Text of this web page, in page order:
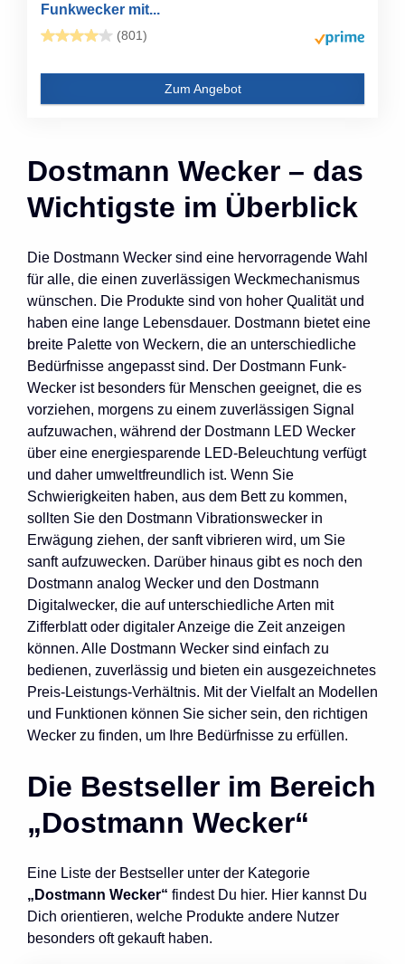
Funkwecker mit...
(801)
Zum Angebot
Dostmann Wecker – das
Wichtigste im Überblick
Die Dostmann Wecker sind eine hervorragende Wahl
für alle, die einen zuverlässigen Weckmechanismus
wünschen. Die Produkte sind von hoher Qualität und
haben eine lange Lebensdauer. Dostmann bietet eine
breite Palette von Weckern, die an unterschiedliche
Bedürfnisse angepasst sind. Der Dostmann Funk-
Wecker ist besonders für Menschen geeignet, die es
vorziehen, morgens zu einem zuverlässigen Signal
aufzuwachen, während der Dostmann LED Wecker
über eine energiesparende LED-Beleuchtung verfügt
und daher umweltfreundlich ist. Wenn Sie
Schwierigkeiten haben, aus dem Bett zu kommen,
sollten Sie den Dostmann Vibrationswecker in
Erwägung ziehen, der sanft vibrieren wird, um Sie
sanft aufzuwecken. Darüber hinaus gibt es noch den
Dostmann analog Wecker und den Dostmann
Digitalwecker, die auf unterschiedliche Arten mit
Zifferblatt oder digitaler Anzeige die Zeit anzeigen
können. Alle Dostmann Wecker sind einfach zu
bedienen, zuverlässig und bieten ein ausgezeichnetes
Preis-Leistungs-Verhältnis. Mit der Vielfalt an Modellen
und Funktionen können Sie sicher sein, den richtigen
Wecker zu finden, um Ihre Bedürfnisse zu erfüllen.
Die Bestseller im Bereich
„Dostmann Wecker“
Eine Liste der Bestseller unter der Kategorie
„Dostmann Wecker“ findest Du hier. Hier kannst Du
Dich orientieren, welche Produkte andere Nutzer
besonders oft gekauft haben.